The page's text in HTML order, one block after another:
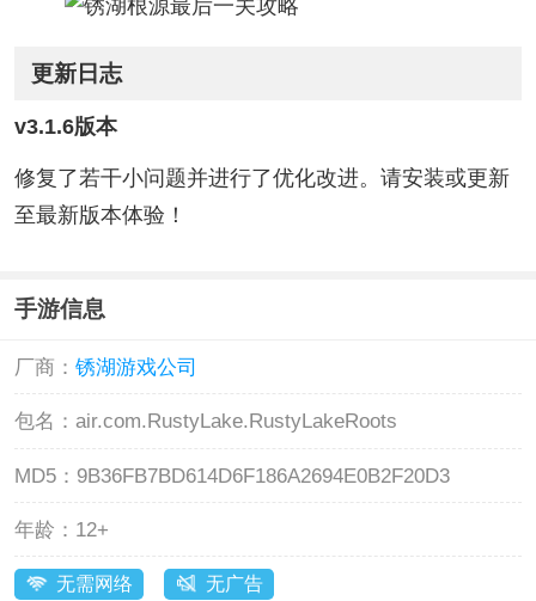
更新日志
v3.1.6版本
修复了若干小问题并进行了优化改进。请安装或更新
至最新版本体验！
手游信息
厂商： 锈湖游戏公司
包名： air.com.RustyLake.RustyLakeRoots
MD5： 9B36FB7BD614D6F186A2694E0B2F20D3
年龄： 12+
无需网络 无广告